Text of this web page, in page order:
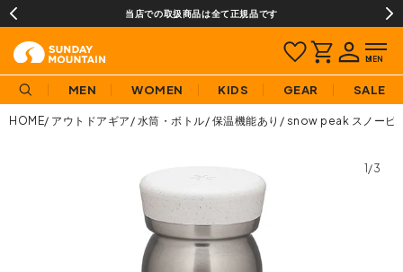
当店での取扱商品は全て正規品です
MEN WOMEN KIDS GEAR SALE
HOME アウトドアギア 水筒・ボトル 保温機能あり snow peak スノーピ
1/3